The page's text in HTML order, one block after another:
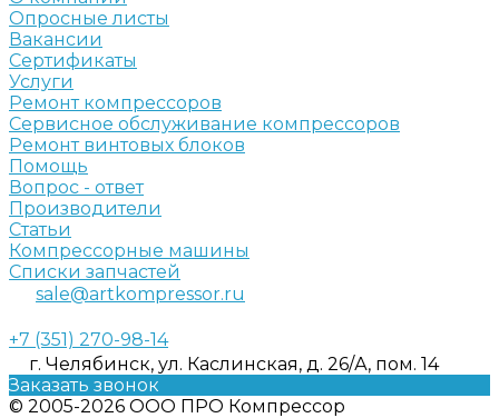
Опросные листы
Вакансии
Сертификаты
Услуги
Ремонт компрессоров
Сервисное обслуживание компрессоров
Ремонт винтовых блоков
Помощь
Вопрос - ответ
Производители
Статьи
Компрессорные машины
Списки запчастей
sale@artkompressor.ru
+7 (351) 270-98-14
г. Челябинск, ул. Каслинская, д. 26/А, пом. 14
Заказать звонок
© 2005-2026 ООО ПРО Компрессор